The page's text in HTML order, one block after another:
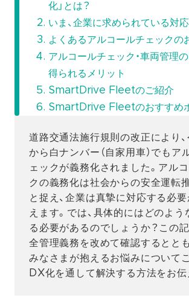
化」とは？
いま、企業に求められている対応
よくあるアルコールチェックの
アルコールチェック・車両管理
得られるメリット
SmartDrive Fleetのご紹介
SmartDrive Fleetのおすすめ
道路交通法施行規則の改正により
から白ナンバー（自家用車）でもア
ェックが義務化されました。アル
クの義務化は社会からの安全運転
と捉え、企業は真摯に対応する必
えます。では、具体的にはどのよう
る必要があるのでしょうか？この
全管理義務を改めて確認するとと
みなさまが抱えるお悩みについてご
DX化を通して解決する方法をお伝